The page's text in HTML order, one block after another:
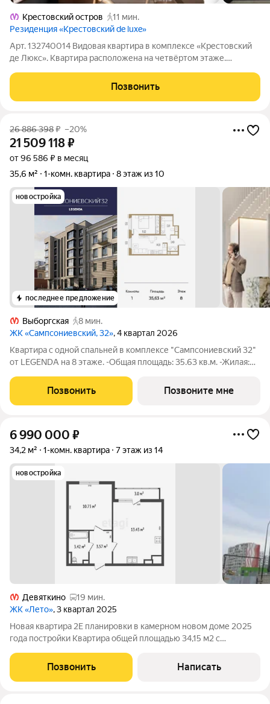
Крестовский остров
11 мин.
Резиденция «Крестовский de luxe»
Арт. 132740014 Видовая квартира в комплексе «Крестовский
де Люкс». Квартира расположена на четвёртом этаже.
система вентиляции и кондиционирования, увеличенные
двери. Ремонт без амортизации.
Позвонить
26 886 398₽ –20%
21 509 118₽
от 96 586 ₽ в месяц
35,6 м²
1-комн. квартира 8 этаж из 10
новостройка
последнее предложение
Выборгская
8 мин.
ЖК «Сампсониевский, 32», 4 квартал 2026
Квартира с одной спальней в комплексе "Сампсониевский 32"
от LEGENDA на 8 этаже. -Общая площадь: 35.63 кв.м. -Жилая:
-Высота потолков 2.7 м. Все окна выходят на одну сторону. В
квартире один
Позвонить Позвоните мне
6 990 000 ₽
34,2 м² 1-комн. квартира 7 этаж из 14
новостройка
Девяткино
19 мин.
ЖК «Лето», 3 квартал 2025
Новая квартира 2Е планировки в камерном новом доме 2025
года постройки Квартира общей площадью 34,15 м2 с
В квартире полная чистовая отделка: обои под покраску с
белой водоэмульсионной
Позвонить Написать